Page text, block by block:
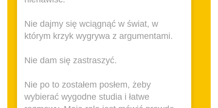
Nie dajmy się wciągnąć w świat, w
którym krzyk wygrywa z argumentami.
Nie dam się zastraszyć.
Nie po to zostałem posłem, żeby
wybierać wygodne studia i łatwe